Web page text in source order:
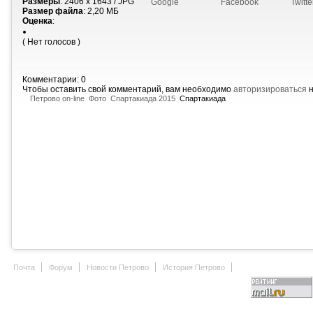
Размер файла: 2,20 МБ
Оценка:
( Нет голосов )
Google Facebook
Комментарии: 0
Чтобы оставить свой комментарий, вам необходимо авторизироваться
Петрово on-line Фото Спартакиада 2015 Спартакиада
Почта Форум Новости Петрово История Петрово